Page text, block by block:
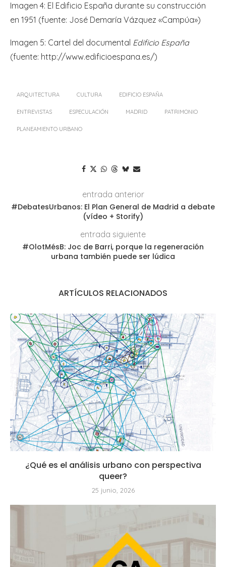
Imagen 4: El Edificio España durante su construcción
en 1951 (fuente: José Demaría Vázquez «Campúa»)
Imagen 5: Cartel del documental Edificio España
(fuente: http://www.edificioespana.es/)
ARQUITECTURA CULTURA EDIFICIO ESPAÑA
ENTREVISTAS ESPECULACIÓN MADRID PATRIMONIO
PLANEAMIENTO URBANO
entrada anterior
#DebatesUrbanos: El Plan General de Madrid a debate
(vídeo + Storify)
entrada siguiente
#OlotMésB: Joc de Barri, porque la regeneración
urbana también puede ser lúdica
ARTÍCULOS RELACIONADOS
¿Qué es el análisis urbano con perspectiva
queer?
25 junio, 2026